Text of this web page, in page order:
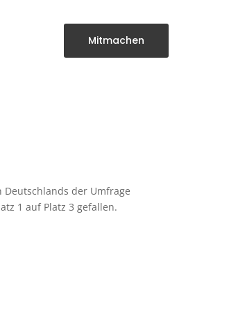
Mitmachen
der Umfrage
1 auf Platz 3 gefallen.